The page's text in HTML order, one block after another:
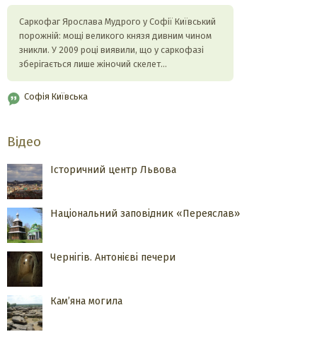
Саркофаг Ярослава Мудрого у Софії Київський
порожній: мощі великого князя дивним чином
зникли. У 2009 році виявили, що у саркофазі
зберігається лише жіночий скелет…
Софія Київська
Відео
Історичний центр Львова
Національний заповідник «Переяслав»
Чернігів. Антонієві печери
Кам’яна могила